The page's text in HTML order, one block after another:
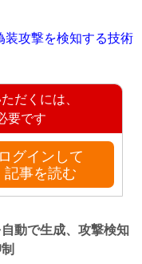
装攻撃を検知する技術
だくには、
要です
ログインして
記事を読む
動で生成、攻撃検知